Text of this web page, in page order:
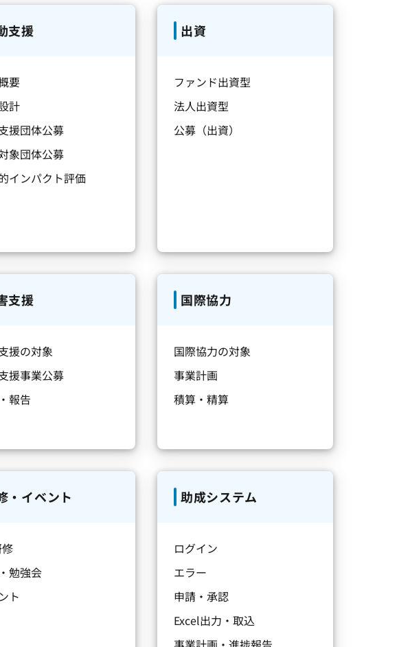
支援
要
計
援団体公募
象団体公募
インパクト評価
出資
ファンド出資型
法人出資型
公募（出資）
支援
援の対象
援事業公募
報告
国際協力
国際協力の対象
事業計画
積算・精算
・イベント
勉強会
ト
助成システム
ログイン
エラー
申請・承認
Excel出力・取込